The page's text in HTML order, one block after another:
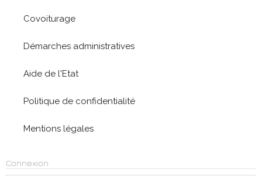
Covoiturage
Démarches administratives
Aide de l'Etat
Politique de confidentialité
Mentions légales
Connexion